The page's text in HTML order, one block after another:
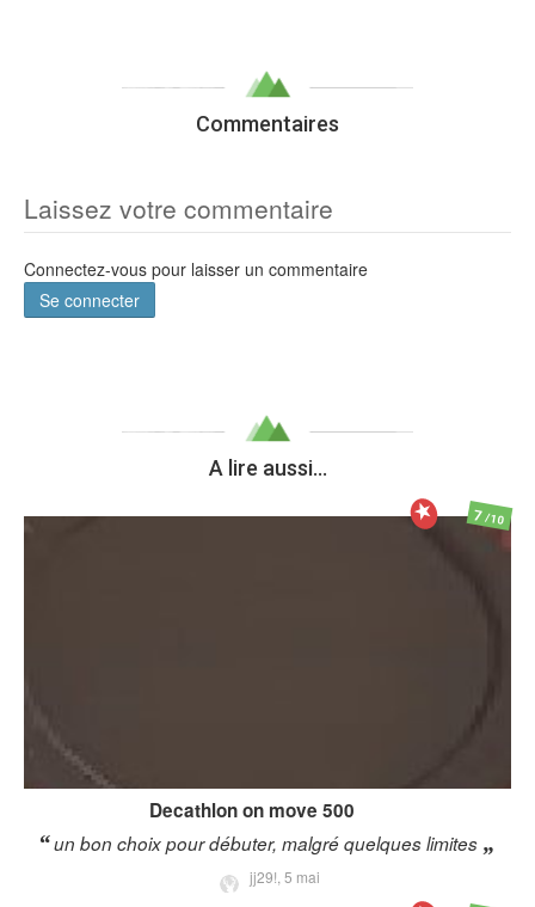
Commentaires
Laissez votre commentaire
Connectez-vous pour laisser un commentaire
Se connecter
A lire aussi...
Decathlonon move 500
un bon choix pour débuter, malgré quelques limites
jj29!, 5 mai
7/10